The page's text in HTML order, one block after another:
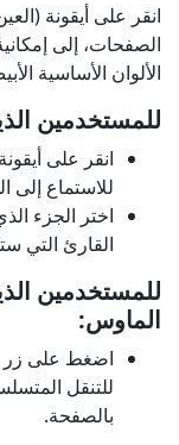
انقر على أيقونة
الصفحات، إلى
الألوان الأساسية
للمستخدمين
انقر على
للاستماع إلى
اختر الجزء
القارئ التي
للمستخدمين
الماوس:
للتنقل
بالصفحة.